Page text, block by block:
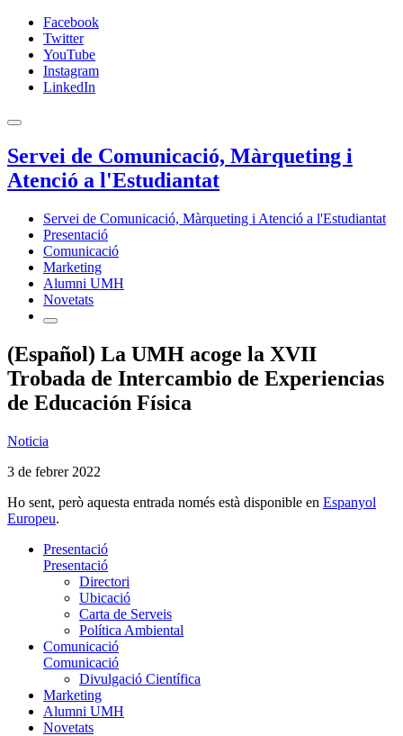
Facebook
Twitter
YouTube
Instagram
LinkedIn
Servei de Comunicació, Màrqueting i
Atenció a l'Estudiantat
Servei de Comunicació, Màrqueting i Atenció a l'Estudiantat
Presentació
Comunicació
Marketing
Alumni UMH
Novetats
(Español) La UMH acoge la XVII
Trobada de Intercambio de Experiencias
de Educación Física
Noticia
3 de febrer 2022
Ho sent, però aquesta entrada només està disponible en Espanyol
Europeu.
Presentació
Presentació
Directori
Ubicació
Carta de Serveis
Política Ambiental
Comunicació
Comunicació
Divulgació Científica
Marketing
Alumni UMH
Novetats